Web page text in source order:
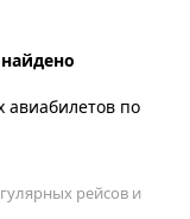
авиабилетов по
рейсов и